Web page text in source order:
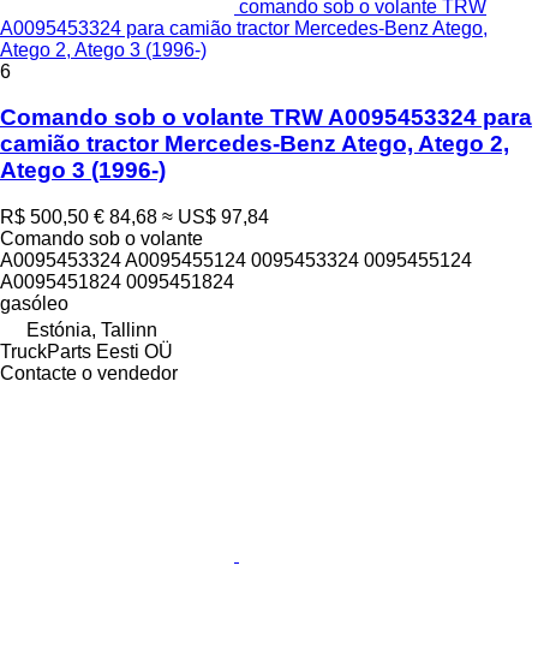
comando sob o volante TRW
A0095453324 para camião tractor Mercedes-Benz Atego,
Atego 2, Atego 3 (1996-)
6
Comando sob o volante TRW A0095453324 para
camião tractor Mercedes-Benz Atego, Atego 2,
Atego 3 (1996-)
R$ 500,50 € 84,68 ≈ US$ 97,84
Comando sob o volante
A0095453324 A0095455124 0095453324 0095455124
A0095451824 0095451824
gasóleo
Estónia, Tallinn
TruckParts Eesti OÜ
Contacte o vendedor